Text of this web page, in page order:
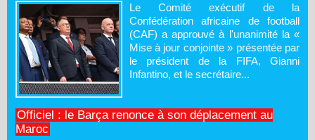
Le Comité exécutif de la
Confédération africaine de football
(CAF) a approuvé à l'unanimité la «
Mise à jour conjointe » présentée par
le président de la FIFA, Gianni
Infantino, et le secrétaire...
Officiel : le Barça renonce à son déplacement au
Maroc